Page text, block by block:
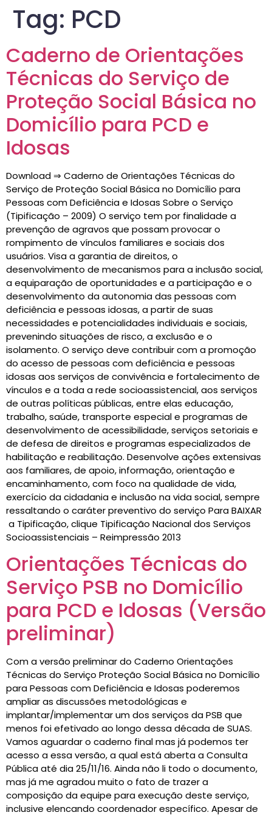
Tag: PCD
Caderno de Orientações
Técnicas do Serviço de
Proteção Social Básica no
Domicílio para PCD e
Idosas
Download ⇒ Caderno de Orientações Técnicas do
Serviço de Proteção Social Básica no Domicílio para
Pessoas com Deficiência e Idosas Sobre o Serviço
(Tipificação – 2009) O serviço tem por finalidade a
prevenção de agravos que possam provocar o
rompimento de vínculos familiares e sociais dos
usuários. Visa a garantia de direitos, o
desenvolvimento de mecanismos para a inclusão social,
a equiparação de oportunidades e a participação e o
desenvolvimento da autonomia das pessoas com
deficiência e pessoas idosas, a partir de suas
necessidades e potencialidades individuais e sociais,
prevenindo situações de risco, a exclusão e o
isolamento. O serviço deve contribuir com a promoção
do acesso de pessoas com deficiência e pessoas
idosas aos serviços de convivência e fortalecimento de
vínculos e a toda a rede socioassistencial, aos serviços
de outras políticas públicas, entre elas educação,
trabalho, saúde, transporte especial e programas de
desenvolvimento de acessibilidade, serviços setoriais e
de defesa de direitos e programas especializados de
habilitação e reabilitação. Desenvolve ações extensivas
aos familiares, de apoio, informação, orientação e
encaminhamento, com foco na qualidade de vida,
exercício da cidadania e inclusão na vida social, sempre
ressaltando o caráter preventivo do serviço Para BAIXAR
a Tipificação, clique Tipificação Nacional dos Serviços
Socioassistenciais – Reimpressão 2013
Orientações Técnicas do
Serviço PSB no Domicílio
para PCD e Idosas (Versão
preliminar)
Com a versão preliminar do Caderno Orientações
Técnicas do Serviço Proteção Social Básica no Domicílio
para Pessoas com Deficiência e Idosas poderemos
ampliar as discussões metodológicas e
implantar/implementar um dos serviços da PSB que
menos foi efetivado ao longo dessa década de SUAS.
Vamos aguardar o caderno final mas já podemos ter
acesso a essa versão, a qual está aberta a Consulta
Pública até dia 25/11/16. Ainda não li todo o documento,
mas já me agradou muito o fato de trazer a
composição da equipe para execução deste serviço,
inclusive elencando coordenador específico. Apesar de